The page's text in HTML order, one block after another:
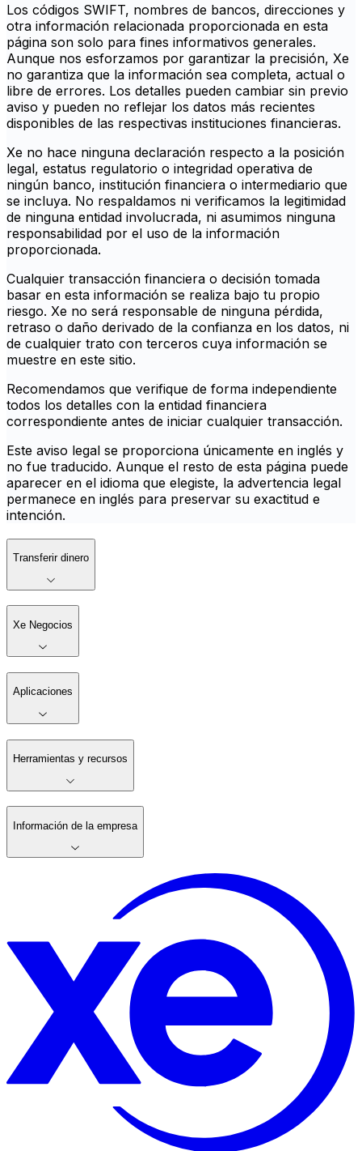
Los códigos SWIFT, nombres de bancos, direcciones y
otra información relacionada proporcionada en esta
página son solo para fines informativos generales.
Aunque nos esforzamos por garantizar la precisión, Xe
no garantiza que la información sea completa, actual o
libre de errores. Los detalles pueden cambiar sin previo
aviso y pueden no reflejar los datos más recientes
disponibles de las respectivas instituciones financieras.
Xe no hace ninguna declaración respecto a la posición
legal, estatus regulatorio o integridad operativa de
ningún banco, institución financiera o intermediario que
se incluya. No respaldamos ni verificamos la legitimidad
de ninguna entidad involucrada, ni asumimos ninguna
responsabilidad por el uso de la información
proporcionada.
Cualquier transacción financiera o decisión tomada
basar en esta información se realiza bajo tu propio
riesgo. Xe no será responsable de ninguna pérdida,
retraso o daño derivado de la confianza en los datos, ni
de cualquier trato con terceros cuya información se
muestre en este sitio.
Recomendamos que verifique de forma independiente
todos los detalles con la entidad financiera
correspondiente antes de iniciar cualquier transacción.
Este aviso legal se proporciona únicamente en inglés y
no fue traducido. Aunque el resto de esta página puede
aparecer en el idioma que elegiste, la advertencia legal
permanece en inglés para preservar su exactitud e
intención.
Transferir dinero
Xe Negocios
Aplicaciones
Herramientas y recursos
Información de la empresa